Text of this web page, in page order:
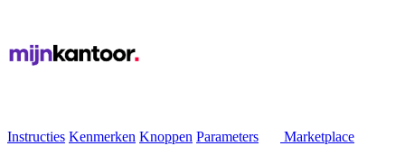
Instructies Kenmerken Knoppen Parameters Marketplace